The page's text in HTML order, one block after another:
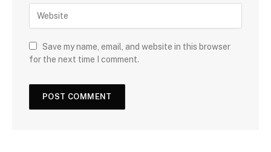
Save my name, email, and website in this browser
for the next time I comment.